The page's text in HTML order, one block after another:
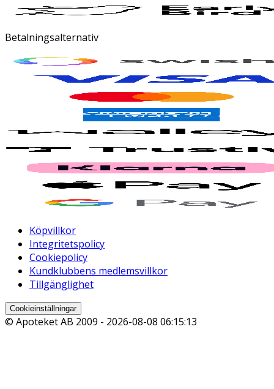
Betalningsalternativ
Köpvillkor
Integritetspolicy
Cookiepolicy
Kundklubbens medlemsvillkor
Tillgänglighet
Cookieinställningar
© Apoteket AB 2009 - 2026-08-08 06:15:13